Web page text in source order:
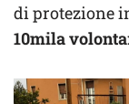
di protezione
10mila